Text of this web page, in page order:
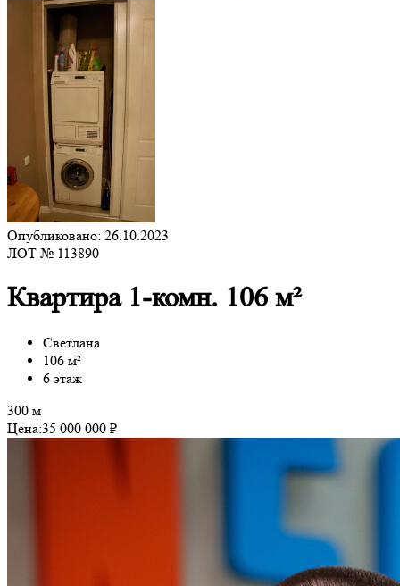
Опубликовано: 26.10.2023
ЛОТ № 113890
Квартира 1-комн. 106 м²
Светлана
106 м²
6 этаж
300 м
Цена:35 000 000 ₽